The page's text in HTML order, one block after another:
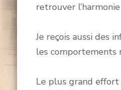
retrouver
Je reçois aussi des
les
Le plus grand effort